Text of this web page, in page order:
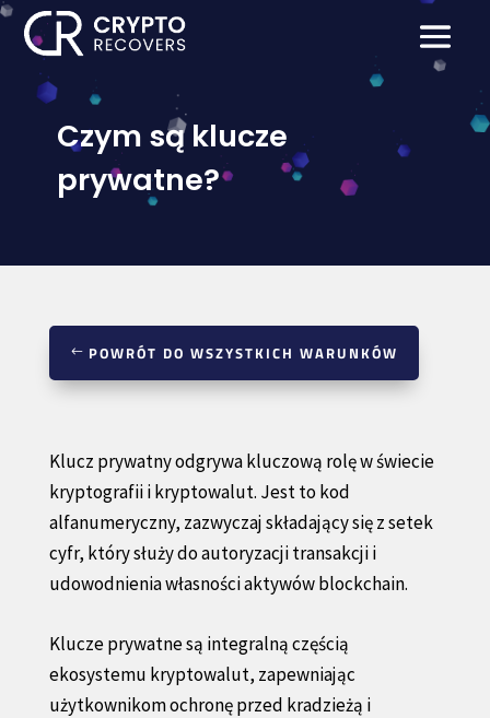
Czym są klucze
prywatne?
POWRÓT DO WSZYSTKICH WARUNKÓW
Klucz prywatny odgrywa kluczową rolę w świecie
kryptografii i kryptowalut. Jest to kod
alfanumeryczny, zazwyczaj składający się z setek
cyfr, który służy do autoryzacji transakcji i
udowodnienia własności aktywów blockchain.
Klucze prywatne są integralną częścią
ekosystemu kryptowalut, zapewniając
użytkownikom ochronę przed kradzieżą i